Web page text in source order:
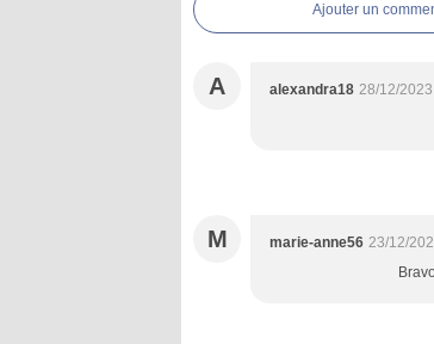
Ajouter un
A alexandra18 28/12/
M marie-anne56 23/12/